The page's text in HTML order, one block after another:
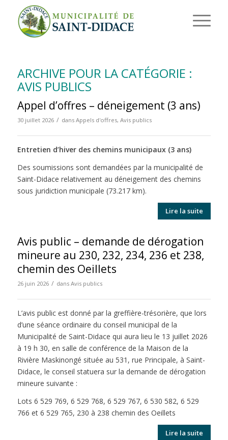
ARCHIVE POUR LA CATÉGORIE :
AVIS PUBLICS
Appel d’offres – déneigement (3 ans)
30 juillet 2026 / dans Appels d'offres, Avis publics
Entretien d’hiver des chemins municipaux (3 ans)
Des soumissions sont demandées par la municipalité de
Saint-Didace relativement au déneigement des chemins
sous juridiction municipale (73.217 km).
Lire la suite
Avis public – demande de dérogation
mineure au 230, 232, 234, 236 et 238,
chemin des Oeillets
26 juin 2026 / dans Avis publics
L’avis public est donné par la greffière-trésorière, que lors
d’une séance ordinaire du conseil municipal de la
Municipalité de Saint-Didace qui aura lieu le 13 juillet 2026
à 19 h 30, en salle de conférence de la Maison de la
Rivière Maskinongé située au 531, rue Principale, à Saint-
Didace, le conseil statuera sur la demande de dérogation
mineure suivante :
Lots 6 529 769, 6 529 768, 6 529 767, 6 530 582, 6 529
766 et 6 529 765, 230 à 238 chemin des Oeillets
Lire la suite